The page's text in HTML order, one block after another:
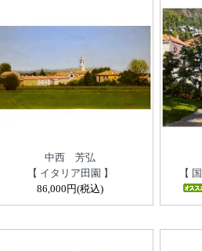
中西 芳弘
【 イタリア田園 】
86,000円(税込)
【